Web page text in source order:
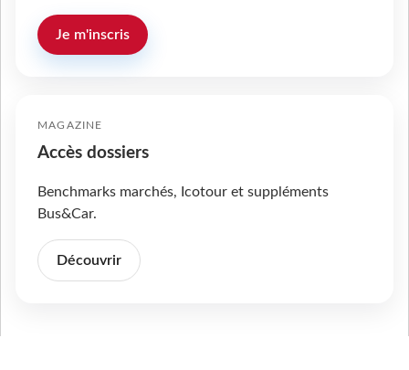
Je m'inscris
MAGAZINE
Accès dossiers
Benchmarks marchés, Icotour et suppléments
Bus&Car.
Découvrir